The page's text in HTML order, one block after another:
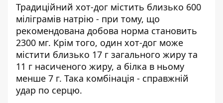
Традиційний хот-дог містить близько 600
міліграмів натрію - при тому, що
рекомендована добова норма становить
2300 мг. Крім того, один хот-дог може
містити близько 17 г загального жиру та
11 г насиченого жиру, а білка в ньому
менше 7 г. Така комбінація - справжній
удар по серцю.